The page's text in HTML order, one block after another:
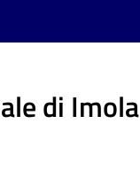
di Imola